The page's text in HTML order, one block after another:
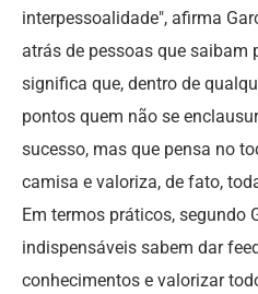
interpessoalidade", afirma
atrás de pessoas que saibam
significa que, dentro de
pontos quem não se
sucesso, mas que pensa no
camisa e valoriza, de fato,
Em termos práticos, segundo
indispensáveis sabem dar
conhecimentos e valorizar